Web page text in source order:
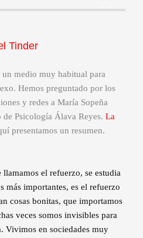
Tinder
medio muy habitual para
Hemos preguntado por los
y redes a María Sopeña
Psicología Álava Reyes. La
presentamos un resumen.
el refuerzo, se estudia
importantes, es el refuerzo
cosas bonitas, que importamos
veces somos invisibles para
Vivimos en sociedades muy